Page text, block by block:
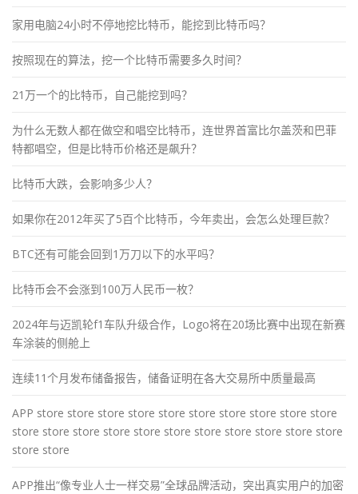
家用电脑24小时不停地挖比特币，能挖到比特币吗？
按照现在的算法，挖一个比特币需要多久时间？
21万一个的比特币，自己能挖到吗？
为什么无数人都在做空和唱空比特币，连世界首富比尔盖茨和巴菲
特都唱空，但是比特币价格还是飙升？
比特币大跌，会影响多少人？
如果你在2012年买了5百个比特币，今年卖出，会怎么处理巨款？
BTC还有可能会回到1万刀以下的水平吗？
比特币会不会涨到100万人民币一枚？
2024年与迈凯轮f1车队升级合作，Logo将在20场比赛中出现在新赛
车涂装的侧舱上
连续11个月发布储备报告，储备证明在各大交易所中质量最高
APP store store store store store store store store store store
store store store store store store store store store store store
store store
APP推出“像专业人士一样交易”全球品牌活动，突出真实用户的加密